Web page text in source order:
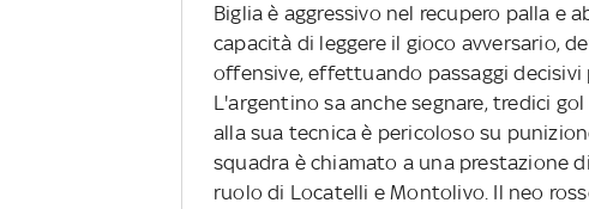
Biglia è aggressivo nel recupero palla e
capacità di leggere il gioco avversario,
offensive, effettuando passaggi
L'argentino sa anche segnare, tredici
alla sua tecnica è pericoloso su
squadra è chiamato a una prestazione
ruolo di Locatelli e Montolivo. Il neo